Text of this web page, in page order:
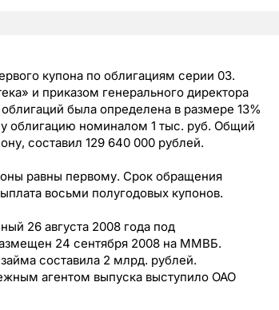
купона по облигациям серии 03.
и приказом генерального директора
была определена в размере 13%
облигацию номиналом 1 тыс. руб. Общий
составил 129 640 000 рублей.
равны первому. Срок обращения
восьми полугодовых купонов.
26 августа 2008 года под
24 сентября 2008 на ММВБ.
составила 2 млрд. рублей.
агентом выпуска выступило ОАО